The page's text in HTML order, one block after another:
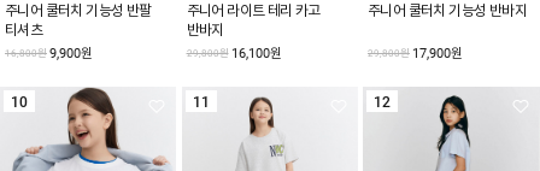
주니어 쿨터치 기능성 반팔
티셔츠
16,800원 9,900원
주니어 라이트 테리 카고
반바지
29,800원 16,100원
주니어 쿨터치 기능성 반바지
29,800원 17,900원
10 11 12